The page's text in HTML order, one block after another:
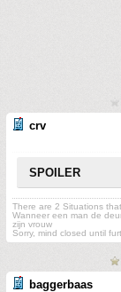
crv
SPOILER
There are 2 Situations
Wanneer een man de
zijn vrouw
Sorry, mind closed until
baggerbaas